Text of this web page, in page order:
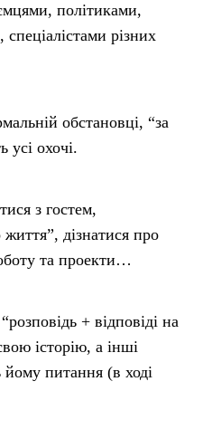
політиками,
різних
обстановці, “за
усі охочі.
з гостем,
дізнатися про
та проекти…
+ відповіді на
історію, а інші
йому питання (в ході